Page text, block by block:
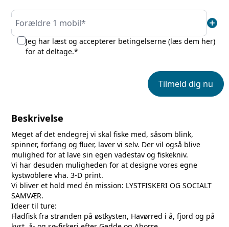
Forældre 1 mobil* add
Jeg har læst og accepterer betingelserne (læs dem her)
for at deltage.*
Tilmeld dig nu
Beskrivelse
Meget af det endegrej vi skal fiske med, såsom blink,
spinner, forfang og fluer, laver vi selv. Der vil også blive
mulighed for at lave sin egen vadestav og fiskekniv.
Vi har desuden muligheden for at designe vores egne
kystwoblere vha. 3-D print.
Vi bliver et hold med én mission: LYSTFISKERI OG SOCIALT
SAMVÆR.
Ideer til ture:
Fladfisk fra stranden på østkysten, Havørred i å, fjord og på